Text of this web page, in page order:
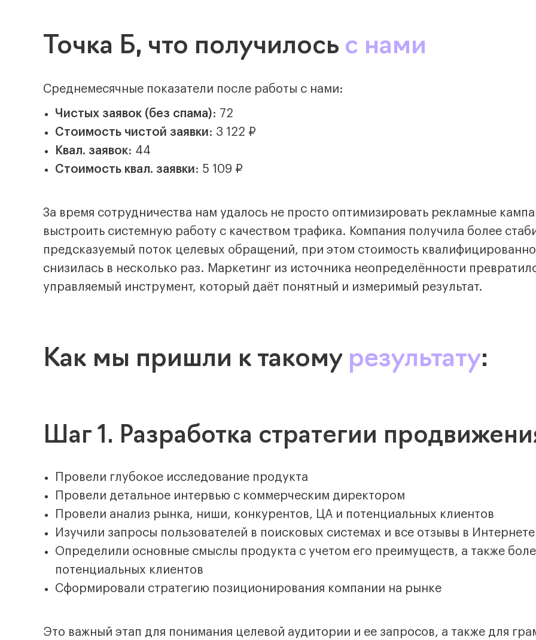
Точка Б, что получилось с нами
Среднемесячные показатели после работы с нами:
Чистых заявок (без спама): 72
Стоимость чистой заявки: 3 122 ₽
Квал. заявок: 44
Стоимость квал. заявки: 5 109 ₽
За время сотрудничества нам удалось не просто оптимизировать рекламные
выстроить системную работу с качеством трафика. Компания получила более
предсказуемый поток целевых обращений, при этом стоимость
снизилась в несколько раз. Маркетинг из источника неопределённости
управляемый инструмент, который даёт понятный и измеримый результат.
Как мы пришли к такому результату:
Шаг 1. Разработка стратегии
Провели глубокое исследование продукта
Провели детальное интервью с коммерческим директором
Провели анализ рынка, ниши, конкурентов, ЦА и потенциальных клиентов
Изучили запросы пользователей в поисковых системах и все отзывы в Интернете
Определили основные смыслы продукта с учетом его преимуществ, а также
потенциальных клиентов
Сформировали стратегию позиционирования компании на рынке
Это важный этап для понимания целевой аудитории и ее запросов, а также для